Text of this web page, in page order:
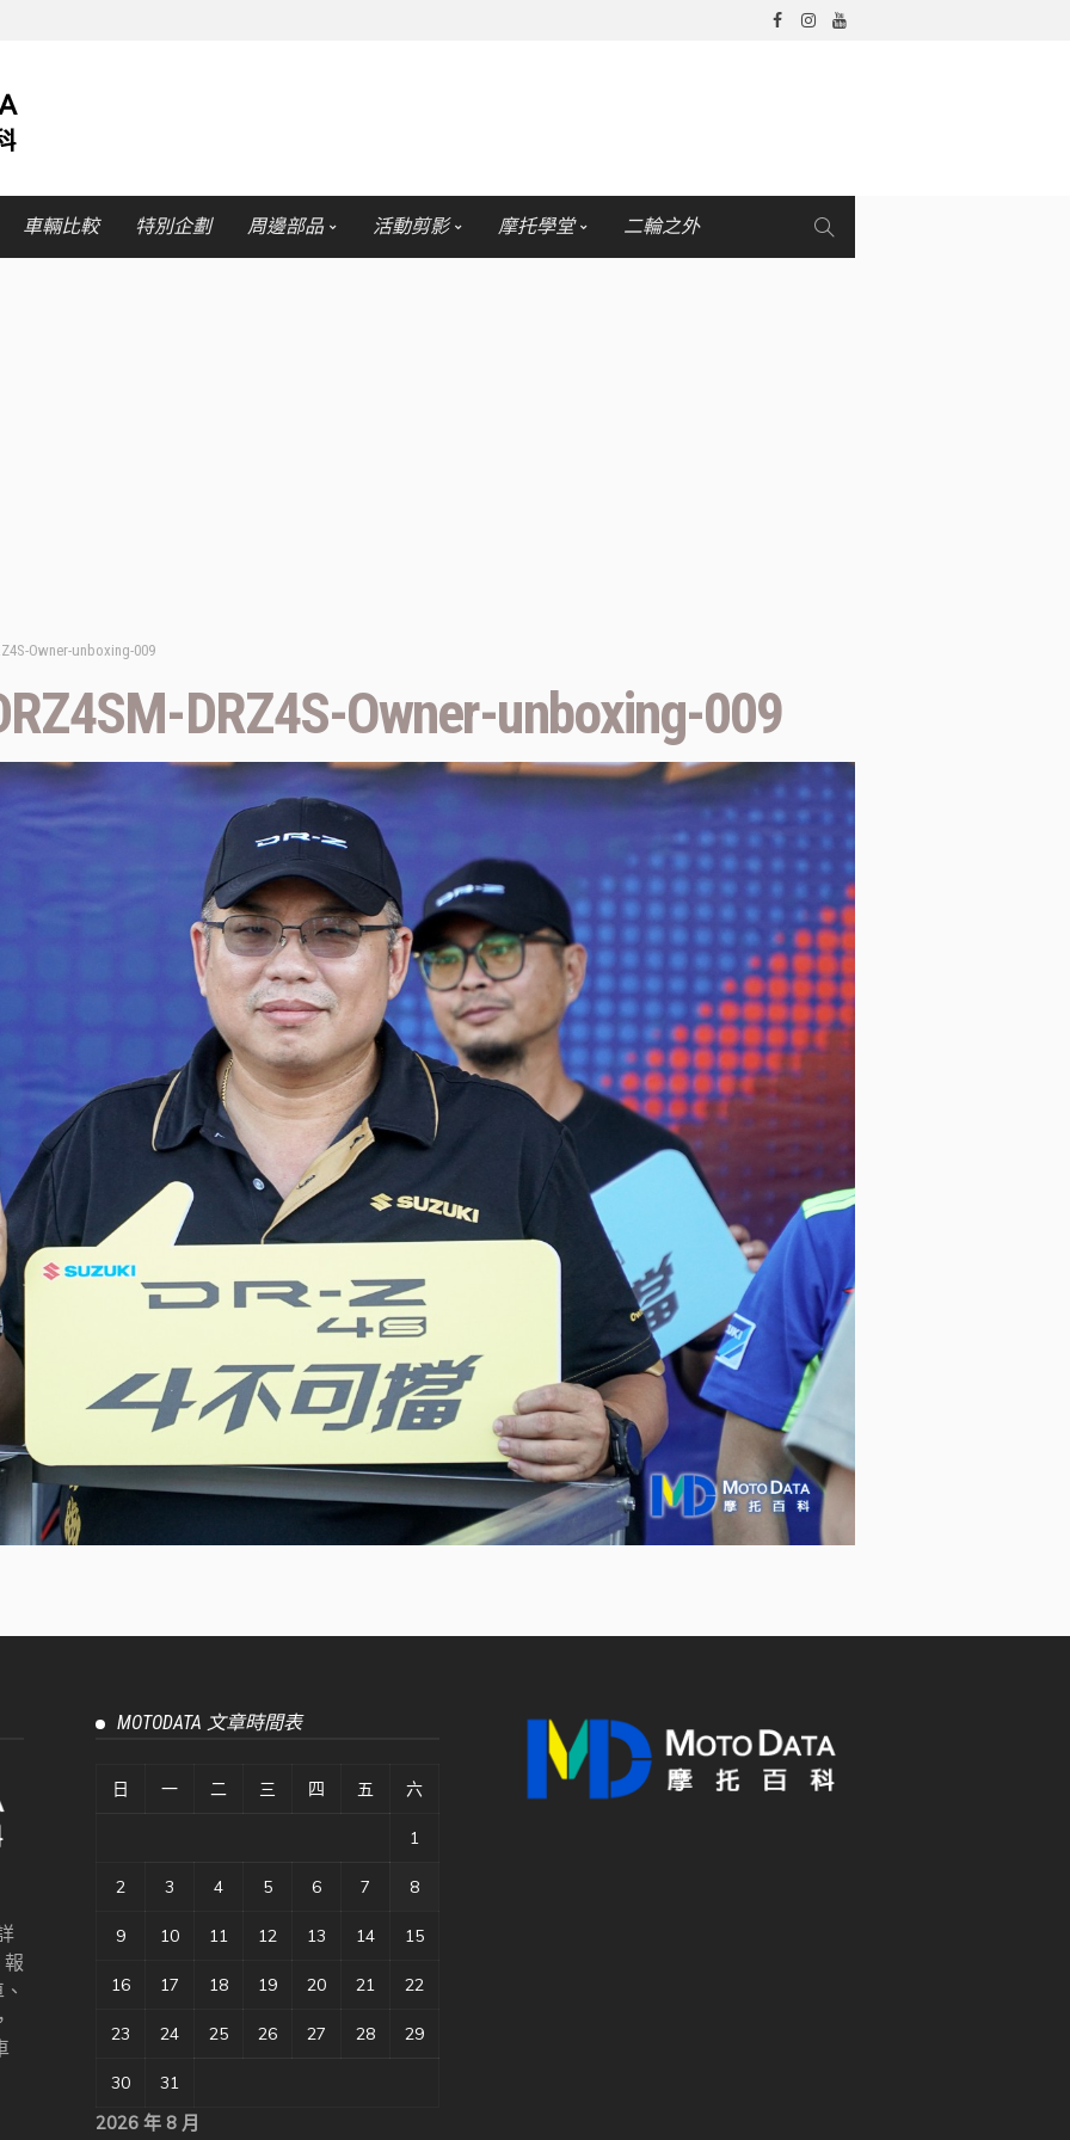
車輛比較 特別企劃 周邊部品 活動剪影 摩托學堂 二輪之外
Owner-unboxing-009
DRZ4S-Owner-unboxing-009
MOTODATA 文章時間表
2026 年 8 月
日 一 二 三 四 五 六
1
2 3 4 5 6 7 8
9 10 11 12 13 14 15
16 17 18 19 20 21 22
23 24 25 26 27 28 29
30 31